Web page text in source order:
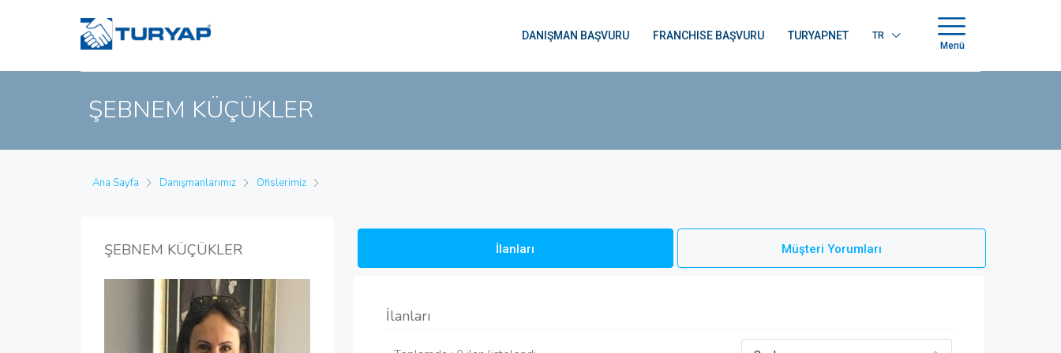
DANIŞMAN BAŞVURU FRANCHISE BAŞVURU TURYAPNET
TR
Menü
ŞEBNEM KÜÇÜKLER
Ana Sayfa Danışmanlarımız Ofislerimiz
ŞEBNEM KÜÇÜKLER İlanları Müşteri Yorumları
İlanları